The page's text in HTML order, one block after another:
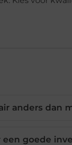
anders dan
goede